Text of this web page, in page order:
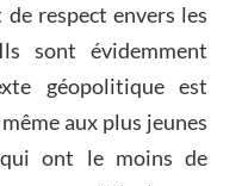
respect envers les
sont évidemment
géopolitique est
aux plus jeunes
ont le moins de